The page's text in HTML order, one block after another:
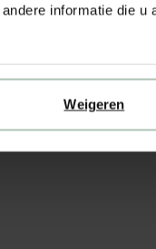
informatie die u
Weigeren